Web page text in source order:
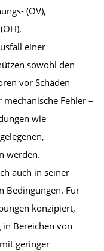
(OV),
einer
sowohl den
vor Schäden
Fehler –
wie
werden.
auch in seiner
Bedingungen. Für
konzipiert,
in Bereichen von
geringer